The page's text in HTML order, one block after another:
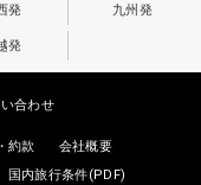
発 九州発
発
合わせ
約款
会社概要
国内旅行条件(PDF)